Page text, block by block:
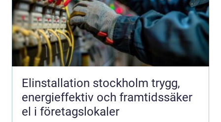
Elinstallation stockholm trygg,
energieffektiv och framtidssäker
el i företagslokaler